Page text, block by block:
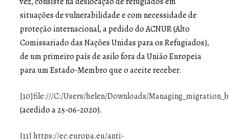
situações de vulnerabilidade e com necessidade de
proteção internacional, a pedido do ACNUR (Alto
Comissariado das Nações Unidas para os Refugiados),
de um primeiro país de asilo fora da União Europeia
para um Estado-Membro que o aceite receber.
[10]file:///C:/Users/helen/Downloads/
(acedido a 25-06-2020).
[11] https://ec.europa.eu/anti-